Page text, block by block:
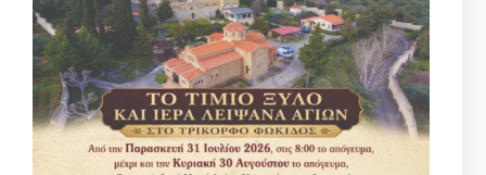
Βίοι Αγίων
Γέροντας Νεκτάριος Μουλατσιώτης
Διάφορα ψυχωφελή κείμενα
Κάτι ενδιαφέρον
Νέα – Ανακοινώσεις
Πανηγύρεις Αγίων
Πρός αναγνώστες επιστολή
Σοφά Μηνύματα